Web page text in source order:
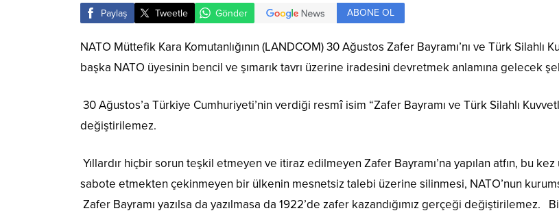
Paylaş Tweetle Gönder ABONE OL
NATO Müttefik Kara Komutanlığının (LANDCOM) 30 Ağustos Zafer Bayramı’nı ve Türk Silahlı
başka NATO üyesinin bencil ve şımarık tavrı üzerine iradesini devretmek anlamına gelecek
30 Ağustos’a Türkiye Cumhuriyeti’nin verdiği resmî isim “Zafer Bayramı ve Türk Silahlı
değiştirilemez.
Yıllardır hiçbir sorun teşkil etmeyen ve itiraz edilmeyen Zafer Bayramı’na yapılan atfın, bu
sabote etmekten çekinmeyen bir ülkenin mesnetsiz talebi üzerine silinmesi, NATO’nun
Zafer Bayramı yazılsa da yazılmasa da 1922’de zafer kazandığımız gerçeği değiştirilemez.